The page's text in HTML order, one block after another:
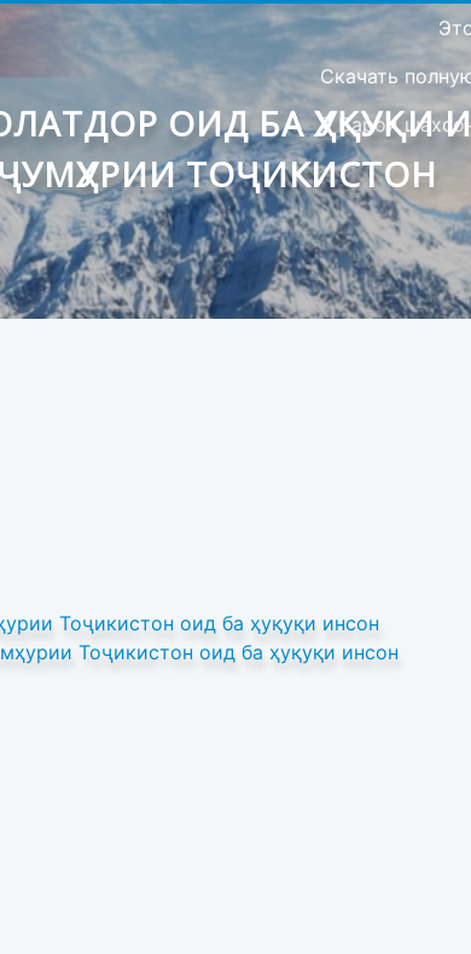
Скачать
Барои
ОИД БА ҲУҚУҚИ
ТОҶИКИСТОН
Тоҷикистон оид ба ҳуқуқи инсон
Тоҷикистон оид ба ҳуқуқи инсон